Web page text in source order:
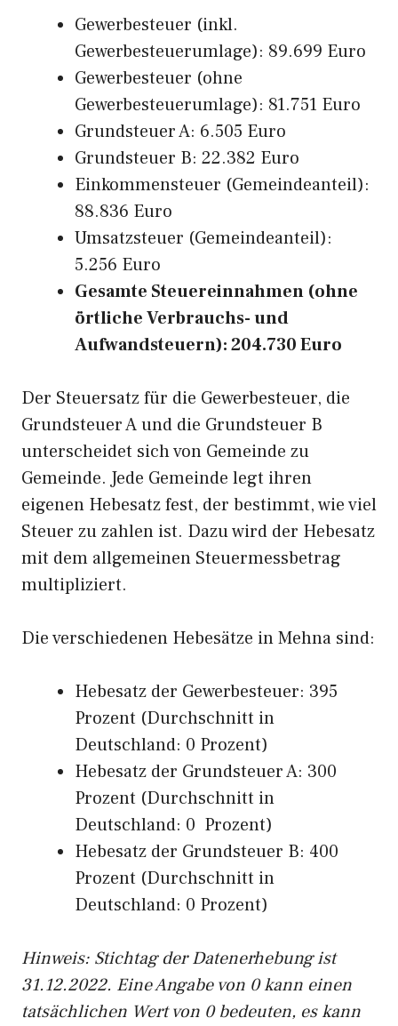
Gewerbesteuer (inkl.
Gewerbesteuerumlage): 89.699 Euro
Gewerbesteuer (ohne
Gewerbesteuerumlage): 81.751 Euro
Grundsteuer A: 6.505 Euro
Grundsteuer B: 22.382 Euro
Einkommensteuer (Gemeindeanteil):
88.836 Euro
Umsatzsteuer (Gemeindeanteil):
5.256 Euro
Gesamte Steuereinnahmen (ohne
örtliche Verbrauchs- und
Aufwandsteuern): 204.730 Euro
Der Steuersatz für die Gewerbesteuer, die
Grundsteuer A und die Grundsteuer B
unterscheidet sich von Gemeinde zu
Gemeinde. Jede Gemeinde legt ihren
eigenen Hebesatz fest, der bestimmt, wie viel
Steuer zu zahlen ist. Dazu wird der Hebesatz
mit dem allgemeinen Steuermessbetrag
multipliziert.
Die verschiedenen Hebesätze in Mehna sind:
Hebesatz der Gewerbesteuer: 395
Prozent (Durchschnitt in
Deutschland: 0 Prozent)
Hebesatz der Grundsteuer A: 300
Prozent (Durchschnitt in
Deutschland: 0 Prozent)
Hebesatz der Grundsteuer B: 400
Prozent (Durchschnitt in
Deutschland: 0 Prozent)
Hinweis: Stichtag der Datenerhebung ist
31.12.2022. Eine Angabe von 0 kann einen
tatsächlichen Wert von 0 bedeuten, es kann